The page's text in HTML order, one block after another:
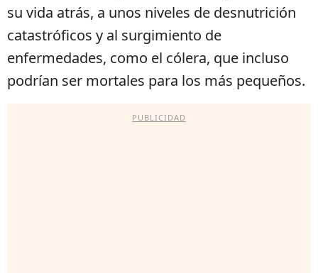
su vida atrás, a unos niveles de desnutrición
catastróficos y al surgimiento de
enfermedades, como el cólera, que incluso
podrían ser mortales para los más pequeños.
PUBLICIDAD